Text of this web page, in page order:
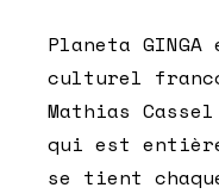
Planeta
culturel
Mathias
qui est
se tient